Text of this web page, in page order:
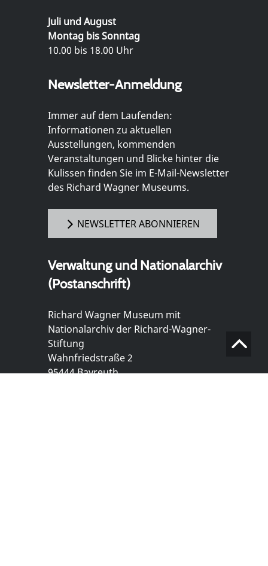
Juli und August
Montag bis Sonntag
10.00 bis 18.00 Uhr
Newsletter-Anmeldung
Immer auf dem Laufenden:
Informationen zu aktuellen
Ausstellungen, kommenden
Veranstaltungen und Blicke hinter die
Kulissen finden Sie im E-Mail-Newsletter
des Richard Wagner Museums.
NEWSLETTER ABONNIEREN
Verwaltung und Nationalarchiv
(Postanschrift)
Richard Wagner Museum mit
Nationalarchiv der Richard-Wagner-
Stiftung
Wahnfriedstraße 2
95444 Bayreuth